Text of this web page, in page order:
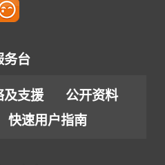
务台
及支援
公开资料
快速用户指南